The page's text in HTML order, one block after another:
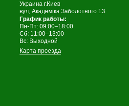
Украина г.Киев
вул, Академіка Заболотного 13
График работы:
Пн-Пт: 09:00–18:00
Сб: 11:00–13:00
Вс: Выходной
Карта проезда